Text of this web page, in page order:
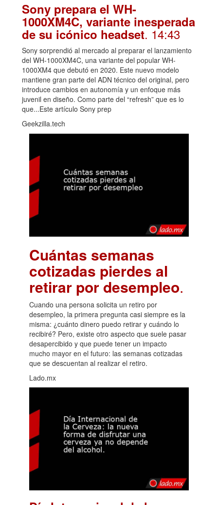
Sony prepara el WH-
1000XM4C, variante inesperada
de su icónico headset. 14:43
Sony sorprendió al mercado al preparar el lanzamiento
del WH-1000XM4C, una variante del popular WH-
1000XM4 que debutó en 2020. Este nuevo modelo
mantiene gran parte del ADN técnico del original, pero
introduce cambios en autonomía y un enfoque más
juvenil en diseño. Como parte del “refresh” que es lo
que...Este artículo Sony prep
Geekzilla.tech
Cuántas semanas
cotizadas pierdes al
retirar por desempleo.
Cuando una persona solicita un retiro por
desempleo, la primera pregunta casi siempre es la
misma: ¿cuánto dinero puedo retirar y cuándo lo
recibiré? Pero, existe otro aspecto que suele pasar
desapercibido y que puede tener un impacto
mucho mayor en el futuro: las semanas cotizadas
que se descuentan al realizar el retiro.
Lado.mx